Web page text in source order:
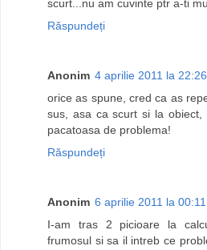
scurt...nu am cuvinte ptr a-ti
Răspundeți
Anonim 4 aprilie 2011 la 22:26
orice as spune, cred ca as
sus, asa ca scurt si la
pacatoasa de problema!
Răspundeți
Anonim 6 aprilie 2011 la 00:11
I-am tras 2 picioare la
frumosul si sa il intreb ce